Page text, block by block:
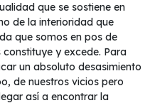
que se sostiene en
de la interioridad que
que somos en pos de
y excede. Para
un absoluto desasimiento
de nuestros vicios pero
así a encontrar la